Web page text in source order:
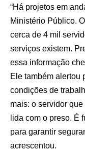
“Há projetos em
Ministério Público.
cerca de 4 mil
serviços existem.
essa informação
Ele também alertou
condições de
mais: o servidor
lida com o preso. É
para garantir
acrescentou.